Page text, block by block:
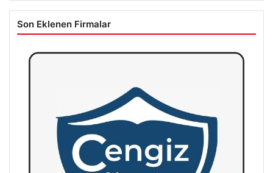
Son Eklenen Firmalar